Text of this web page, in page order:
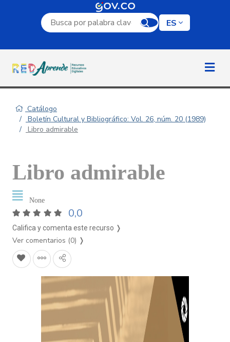
Campo de búsqueda por palabra clave
ES
Catálogo
Boletín Cultural y Bibliográfico: Vol. 26, núm. 20 (1989)
Libro admirable
Libro admirable
None
0,0
Califica y comenta este recurso ❭
Ver comentarios (0) ❭